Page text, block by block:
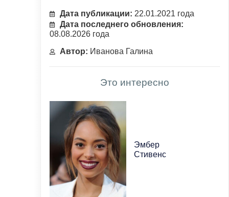
Дата публикации: 22.01.2021 года
Дата последнего обновления:
08.08.2026 года
Автор: Иванова Галина
Это интересно
Эмбер
Стивенс